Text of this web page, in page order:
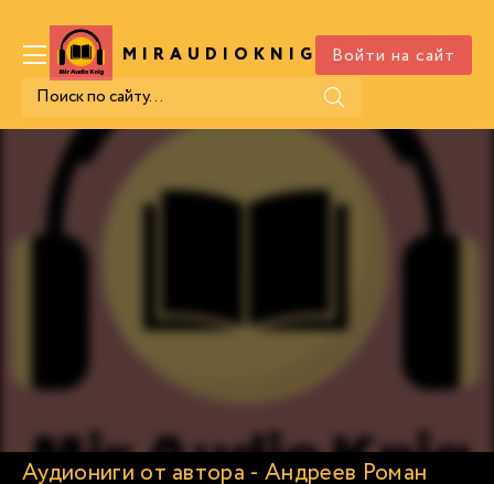
MIRAUDIOKNIG .COM
Войти на сайт
Аудиониги от автора - Андреев Роман